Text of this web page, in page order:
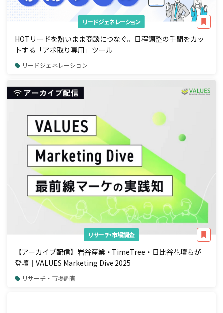
リードジェネレーション
HOTリードを熱いまま商談につなぐ。日程調整の手間をカッ
トする「アポ取り専用」ツール
リードジェネレーション
リサーチ・市場調査
【アーカイブ配信】岩谷産業・TimeTree・日比谷花壇らが
登壇｜VALUES Marketing Dive 2025
リサーチ・市場調査